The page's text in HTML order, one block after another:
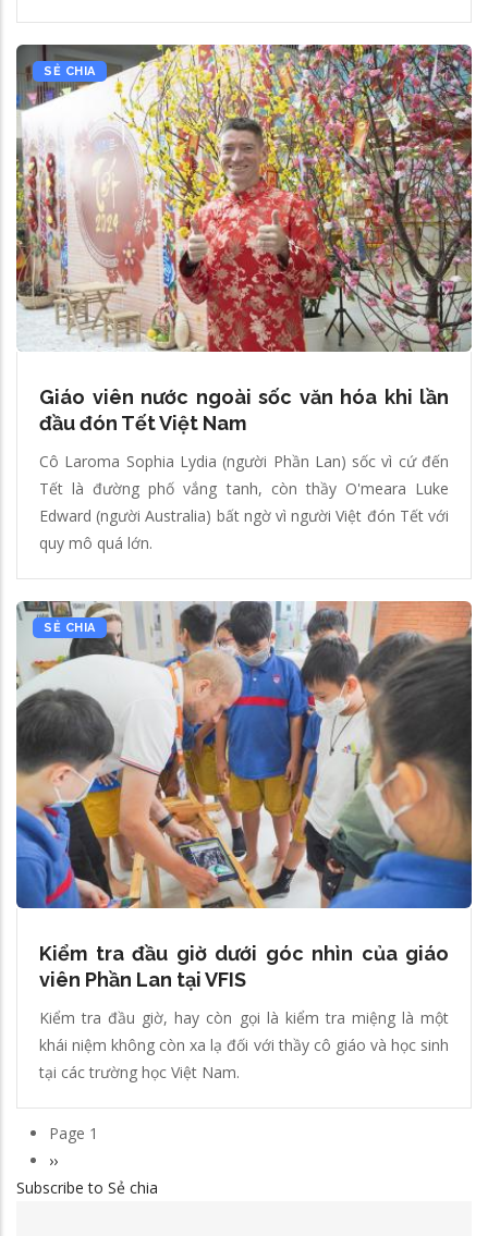
SẺ CHIA
Giáo viên nước ngoài sốc văn hóa khi lần
đầu đón Tết Việt Nam
Cô Laroma Sophia Lydia (người Phần Lan) sốc vì cứ đến
Tết là đường phố vắng tanh, còn thầy O'meara Luke
Edward (người Australia) bất ngờ vì người Việt đón Tết với
quy mô quá lớn.
SẺ CHIA
Kiểm tra đầu giờ dưới góc nhìn của giáo
viên Phần Lan tại VFIS
Kiểm tra đầu giờ, hay còn gọi là kiểm tra miệng là một
khái niệm không còn xa lạ đối với thầy cô giáo và học sinh
tại các trường học Việt Nam.
Pagination
Page 1
Next
page
››
Subscribe to Sẻ chia